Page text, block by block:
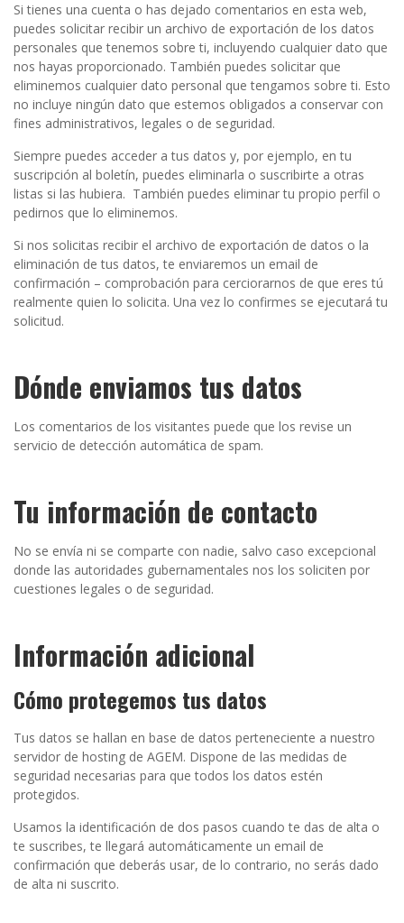
Si tienes una cuenta o has dejado comentarios en esta web,
puedes solicitar recibir un archivo de exportación de los datos
personales que tenemos sobre ti, incluyendo cualquier dato que
nos hayas proporcionado. También puedes solicitar que
eliminemos cualquier dato personal que tengamos sobre ti. Esto
no incluye ningún dato que estemos obligados a conservar con
fines administrativos, legales o de seguridad.
Siempre puedes acceder a tus datos y, por ejemplo, en tu
suscripción al boletín, puedes eliminarla o suscribirte a otras
listas si las hubiera. También puedes eliminar tu propio perfil o
pedirnos que lo eliminemos.
Si nos solicitas recibir el archivo de exportación de datos o la
eliminación de tus datos, te enviaremos un email de
confirmación – comprobación para cerciorarnos de que eres tú
realmente quien lo solicita. Una vez lo confirmes se ejecutará tu
solicitud.
Dónde enviamos tus datos
Los comentarios de los visitantes puede que los revise un
servicio de detección automática de spam.
Tu información de contacto
No se envía ni se comparte con nadie, salvo caso excepcional
donde las autoridades gubernamentales nos los soliciten por
cuestiones legales o de seguridad.
Información adicional
Cómo protegemos tus datos
Tus datos se hallan en base de datos perteneciente a nuestro
servidor de hosting de AGEM. Dispone de las medidas de
seguridad necesarias para que todos los datos estén
protegidos.
Usamos la identificación de dos pasos cuando te das de alta o
te suscribes, te llegará automáticamente un email de
confirmación que deberás usar, de lo contrario, no serás dado
de alta ni suscrito.